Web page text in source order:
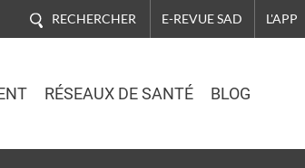
RECHERCHER E-REVUE SAD L'APP
RÉSEAUX DE SANTÉ BLOG